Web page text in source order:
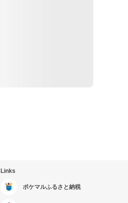
Links
ポケマルふるさと納税